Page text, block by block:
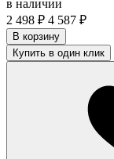
в наличии
2 498 ₽ 4 587 ₽
В корзину
Купить в один клик